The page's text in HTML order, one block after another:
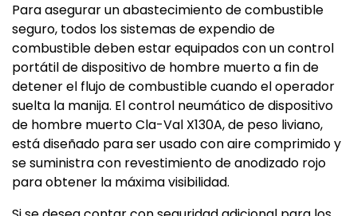
Para asegurar un abastecimiento de combustible
seguro, todos los sistemas de expendio de
combustible deben estar equipados con un control
portátil de dispositivo de hombre muerto a fin de
detener el flujo de combustible cuando el operador
suelta la manija. El control neumático de dispositivo
de hombre muerto Cla-Val X130A, de peso liviano,
está diseñado para ser usado con aire comprimido y
se suministra con revestimiento de anodizado rojo
para obtener la máxima visibilidad.